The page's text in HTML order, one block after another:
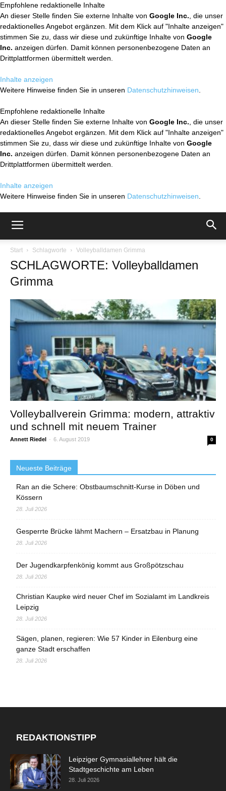
Empfohlene redaktionelle Inhalte
An dieser Stelle finden Sie externe Inhalte von Google Inc. , die unser
redaktionelles Angebot ergänzen. Mit dem Klick auf "Inhalte anzeigen"
stimmen Sie zu, dass wir diese und zukünftige Inhalte von Google
Inc. anzeigen dürfen. Damit können personenbezogene Daten an
Drittplattformen übermittelt werden.
Inhalte anzeigen
Weitere Hinweise finden Sie in unseren Datenschutzhinweisen
Empfohlene redaktionelle Inhalte
An dieser Stelle finden Sie externe Inhalte von Google Inc. , die unser
redaktionelles Angebot ergänzen. Mit dem Klick auf "Inhalte anzeigen"
stimmen Sie zu, dass wir diese und zukünftige Inhalte von Google
Inc. anzeigen dürfen. Damit können personenbezogene Daten an
Drittplattformen übermittelt werden.
Inhalte anzeigen
Weitere Hinweise finden Sie in unseren Datenschutzhinweisen
Start Schlagworte Volleyballdamen Grimma
SCHLAGWORTE: Volleyballdamen
Grimma
Volleyballverein Grimma: modern, attraktiv
und schnell mit neuem Trainer
Annett Riedel - 6. August 2019 0
Neueste Beiträge
Ran an die Schere: Obstbaumschnitt-Kurse in Döben und
Kössern
28. Juli 2026
Gesperrte Brücke lähmt Machern – Ersatzbau in Planung
28. Juli 2026
Der Jugendkarpfenkönig kommt aus Großpötzschau
28. Juli 2026
Christian Kaupke wird neuer Chef im Sozialamt im Landkreis
Leipzig
28. Juli 2026
Sägen, planen, regieren: Wie 57 Kinder in Eilenburg eine
ganze Stadt erschaffen
28. Juli 2026
REDAKTIONSTIPP
Leipziger Gymnasiallehrer hält die
Stadtgeschichte am Leben
28. Juli 2026